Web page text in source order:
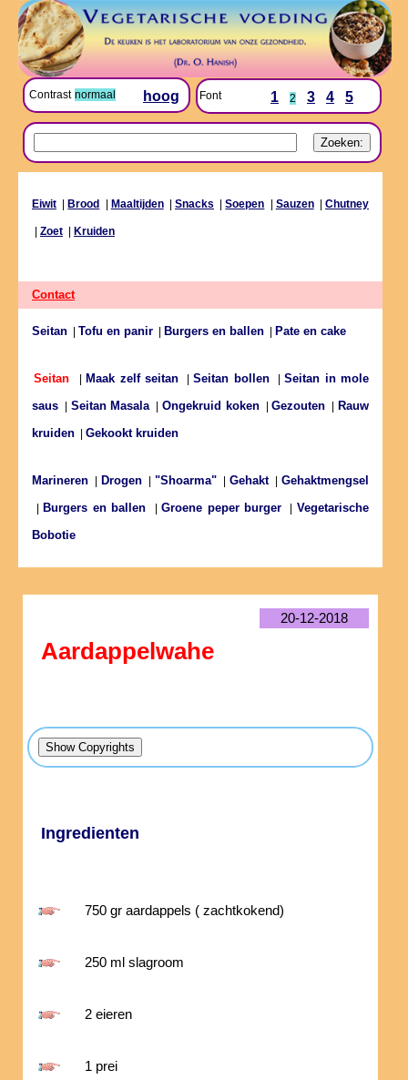
Contrast normaal hoog Font 1 2 3 4 5
Eiwit Brood Maaltijden|Snacks |Soepen Sauzen|Chutney
Zoet Kruiden
Contact
Seitan Tofu en panir Burgers en ballen Pate en cake
Seitan Maak zelf seitan |Seitan bollen|Seitan in mole
saus
Seitan Masala|Ongekruid koken|Gezouten
Rauw
kruiden
Gekookt kruiden
Marineren Drogen "Shoarma" Gehakt|Gehaktmengsel
Burgers en ballen |Groene peper burger |Vegetarische
Bobotie
20-12-2018
Aardappelwahe
Ingredienten
750 gr aardappels ( zachtkokend)
250 ml slagroom
2 eieren
1 prei